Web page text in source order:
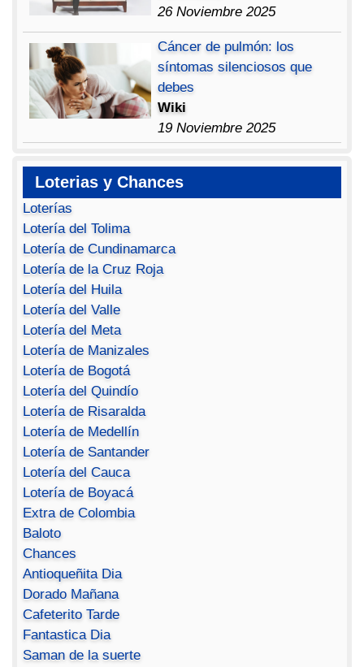
26 Noviembre 2025
Cáncer de pulmón: los
síntomas silenciosos que
debes
Wiki
19 Noviembre 2025
Loterias y Chances
Loterías
Lotería del Tolima
Lotería de Cundinamarca
Lotería de la Cruz Roja
Lotería del Huila
Lotería del Valle
Lotería del Meta
Lotería de Manizales
Lotería de Bogotá
Lotería del Quindío
Lotería de Risaralda
Lotería de Medellín
Lotería de Santander
Lotería del Cauca
Lotería de Boyacá
Extra de Colombia
Baloto
Chances
Antioqueñita Dia
Dorado Mañana
Cafeterito Tarde
Fantastica Dia
Saman de la suerte